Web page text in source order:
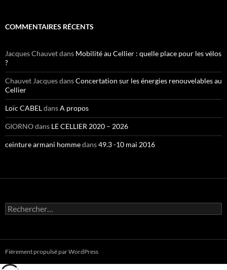
COMMENTAIRES RÉCENTS
Jacques Chauvetdans Mobilité au Cellier : quelle place pour les vélos
?
Chauvet JacquesdansConcertation sur les énergies renouvelables au
Cellier
Loïc CABELdansA propos
GIORNOdans LE CELLIER 2020 – 2026
ceinture armani hommedans49.3 -10 mai 2016
Rechercher :
Fièrement propulsé par WordPress